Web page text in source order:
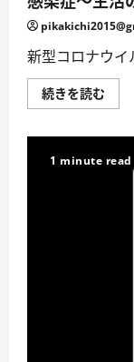
く
読
新型コロナウ
続きを読む
週
マ
ガ
1 minute read